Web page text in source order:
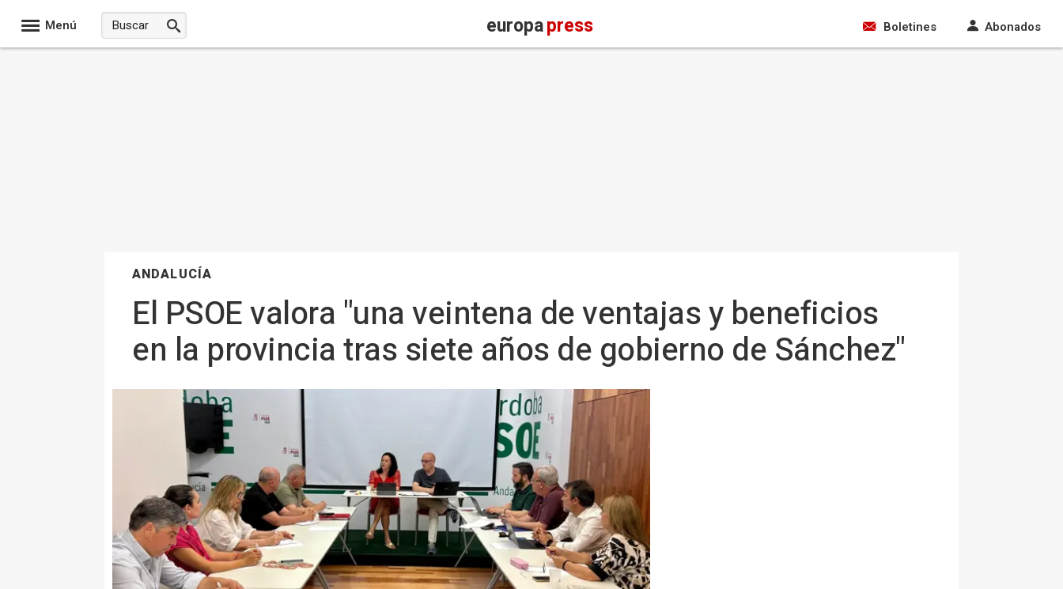
Menú europapress Boletines Abonados
ANDALUCÍA
El PSOE valora "una veintena de ventajas y beneficios
en la provincia tras siete años de gobierno de Sánchez"